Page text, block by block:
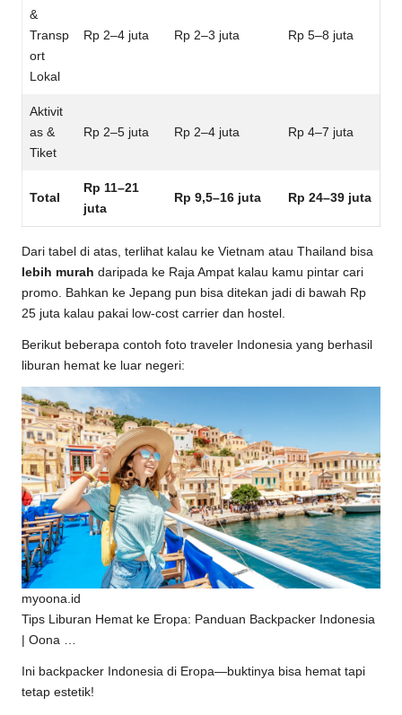
&
Transp
ort
Lokal
Rp 2–4 juta Rp 2–3 juta Rp 5–8 juta
Aktivit
as &
Tiket
Rp 2–5 juta Rp 2–4 juta Rp 4–7 juta
Total
Rp 11–21
juta
Rp 9,5–16 juta Rp 24–39 juta
Dari tabel di atas, terlihat kalau ke Vietnam atau Thailand bisa
lebih murah daripada ke Raja Ampat kalau kamu pintar cari
promo. Bahkan ke Jepang pun bisa ditekan jadi di bawah Rp
25 juta kalau pakai low-cost carrier dan hostel.
Berikut beberapa contoh foto traveler Indonesia yang berhasil
liburan hemat ke luar negeri:
myoona.id
Tips Liburan Hemat ke Eropa: Panduan Backpacker Indonesia
| Oona …
Ini backpacker Indonesia di Eropa—buktinya bisa hemat tapi
tetap estetik!